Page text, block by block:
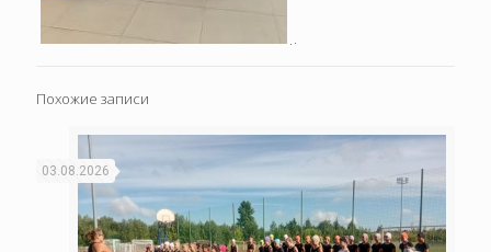
Похожие записи
03.08.2026